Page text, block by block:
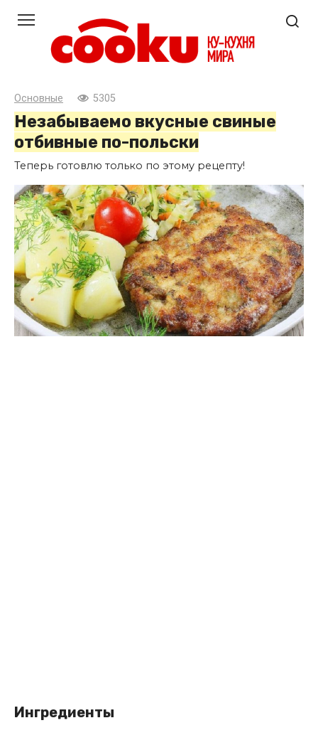
контенту
Основные 5305
Незабываемо вкусные свиные
отбивные по-польски
Теперь готовлю только по этому рецепту!
Ингредиенты